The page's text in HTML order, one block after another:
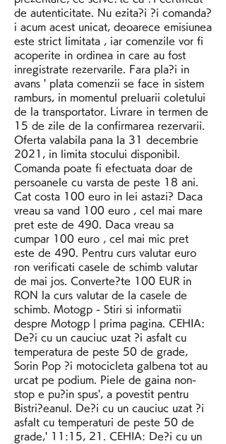
de autenticitate. Nu ezita?i ?i comanda?
i acum acest unicat, deoarece emisiunea
este strict limitata , iar comenzile vor fi
acoperite in ordinea in care au fost
inregistrate rezervarile. Fara pla?i in
avans ' plata comenzii se face in sistem
ramburs, in momentul preluarii coletului
de la transportator. Livrare in termen de
15 de zile de la confirmarea rezervarii.
Oferta valabila pana la 31 decembrie
2021, in limita stocului disponibil.
Comanda poate fi efectuata doar de
persoanele cu varsta de peste 18 ani.
Cat costa 100 euro in lei astazi? Daca
vreau sa vand 100 euro , cel mai mare
pret este de 490. Daca vreau sa
cumpar 100 euro , cel mai mic pret
este de 490. Pentru curs valutar euro
ron verificati casele de schimb valutar
de mai jos. Converte?te 100 EUR in
RON la curs valutar de la casele de
schimb. Motogp - Stiri si informatii
despre Motogp | prima pagina. CEHIA:
De?i cu un cauciuc uzat ?i asfalt cu
temperatura de peste 50 de grade,
Sorin Pop ?i motocicleta galbena tot au
urcat pe podium. Piele de gaina non-
stop e pu?in spus', a povestit pentru
Bistri?eanul. De?i cu un cauciuc uzat ?i
asfalt cu temperaturi de peste 50 de
grade,' 11:15, 21. CEHIA: De?i cu un